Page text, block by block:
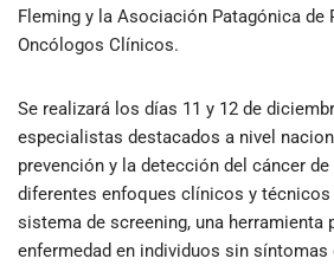
Fleming y la Asociación Patagónica de
Oncólogos Clínicos.
Se realizará los días 11 y 12 de
especialistas destacados a nivel
prevención y la detección del cáncer
diferentes enfoques clínicos y técnicos
sistema de screening, una herramienta
enfermedad en individuos sin síntomas